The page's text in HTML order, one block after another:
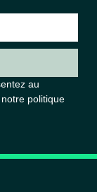
au
politique